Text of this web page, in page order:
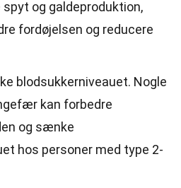
og galdeproduktion,
fordøjelsen og reducere
blodsukkerniveauet. Nogle
kan forbedre
og sænke
hos personer med type 2-